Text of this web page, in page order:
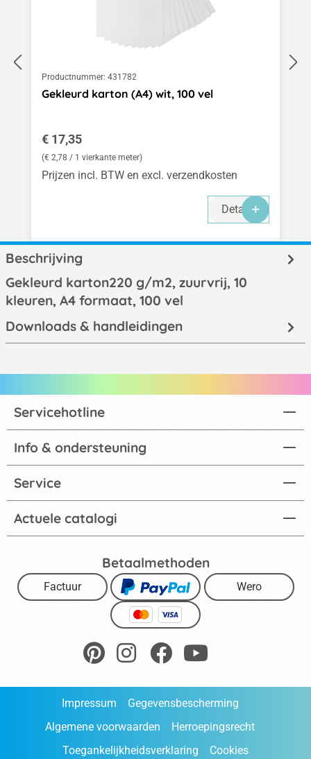
Productnummer: 431782
Gekleurd karton (A4) wit, 100 vel
Normale prijs:
€ 17,35
(€ 2,78 / 1 vierkante meter)
Prijzen incl. BTW en excl. verzendkosten
Details
Beschrijving
Gekleurd karton220 g/m2, zuurvrij, 10
kleuren, A4 formaat, 100 vel
Downloads & handleidingen
Actuele catalogi
Servicehotline
Info & ondersteuning
Service
Betaalmethoden
Factuur Wero
Impressum
Gegevensbescherming
Algemene voorwaarden
Herroepingsrecht
Toegankelijkheidsverklaring
Cookies